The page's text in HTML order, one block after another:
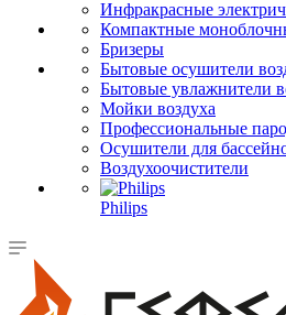
Инфракрасные
Компактные
Бризеры
Бытовые осушители
Бытовые увлажнители
Мойки воздуха
Профессиональные
Осушители для
Воздухоочистители
Philips